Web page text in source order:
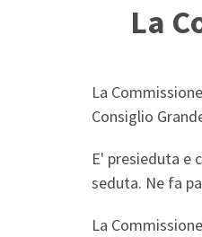
La
La
Consiglio
E' presieduta e
seduta. Ne fa
La